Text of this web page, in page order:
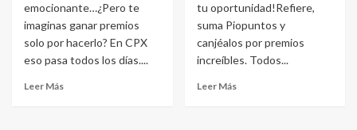
emocionante…¿Pero te
imaginas ganar premios
solo por hacerlo? En CPX
eso pasa todos los días....
Leer Más
tu oportunidad!Refiere,
suma Piopuntos y
canjéalos por premios
increíbles. Todos...
Leer Más